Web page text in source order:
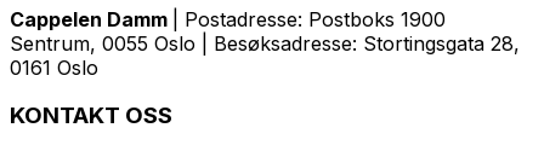
Cappelen Damm
| Postadresse: Postboks 1900
Sentrum, 0055 Oslo | Besøksadresse: Stortingsgata 28,
0161 Oslo
KONTAKT OSS